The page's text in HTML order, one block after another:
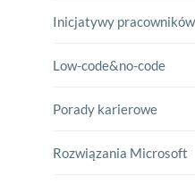
Inicjatywy pracowników
Low-code&no-code
Porady karierowe
Rozwiązania Microsoft